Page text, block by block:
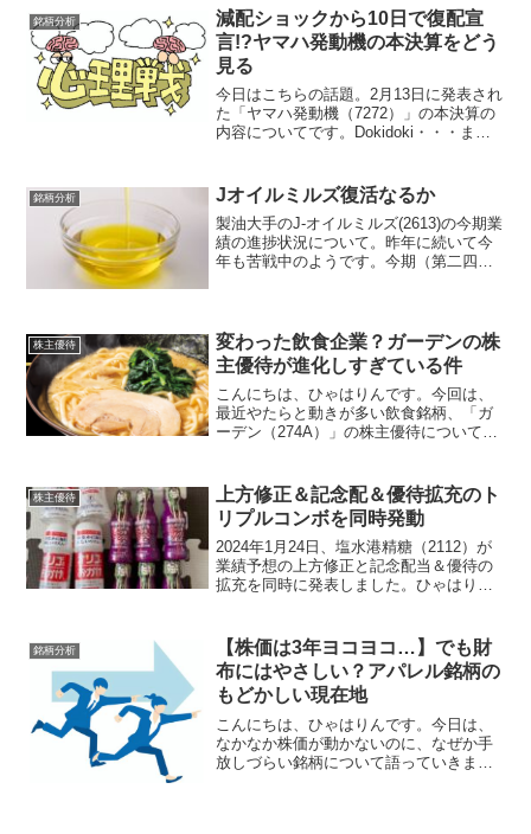
主優待目当てで買いが殺到！サカイの優
待は、3月末時点で1...
銘柄分析
減配ショックから10日で復配宣
言!?ヤマハ発動機の本決算をどう
見る
今日はこちらの話題。2月13日に発表され
た「ヤマハ発動機（7272）」の本決算の
内容についてです。Dokidoki・・・まず
収益2兆5,342億円2兆5...
銘柄分析 Jオイルミルズ復活なるか
製油大手のJ-オイルミルズ(2613)の今期業
績の進捗状況について。昨年に続いて今
年も苦戦中のようです。今期（第二四半
株主優待
変わった飲食企業？ガーデンの株
主優待が進化しすぎている件
こんにちは、ひゃはりんです。今回は、
最近やたらと動きが多い飲食銘柄、「ガ
ーデン（274A）」の株主優待について取
一風変わっています。ガーデンは、・家
系ラーメン「壱角家...
株主優待
上方修正＆記念配＆優待拡充のト
リプルコンボを同時発動
2024年1月24日、塩水港精糖（2112）が
業績予想の上方修正と記念配当＆優待の
拡充を同時に発表しました。ひゃはりん
億円となり、1株あたりの純利益（EPS）
は1...
銘柄分析
【株価は3年ヨコヨコ…】でも財
布にはやさしい？アパレル銘柄の
もどかしい現在地
こんにちは、ひゃはりんです。今日は、
なかなか株価が動かないのに、なぜか手
放しづらい銘柄について語っていきま